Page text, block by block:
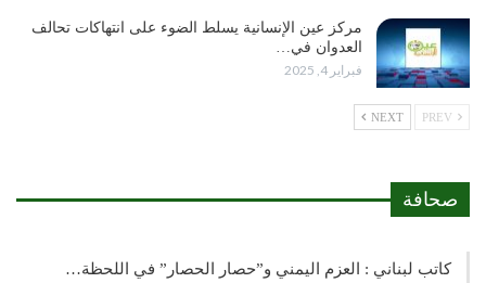
مركز عين الإنسانية يسلط الضوء على انتهاكات تحالف
العدوان في…
فبراير 4, 2025
NEXT
صحافة
كاتب لبناني : العزم اليمني و”حصار الحصار” في اللحظة…